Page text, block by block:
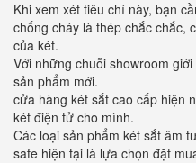
Khi xem xét tiêu chí này, bạn
chống cháy là thép chắc chắc,
của két.
Với những chuỗi showroom
sản phẩm mới.
cửa hàng két sắt cao cấp hiện
két điện tử cho mình.
Các loại sản phẩm két sắt âm
safe hiện tại là lựa chọn đặt